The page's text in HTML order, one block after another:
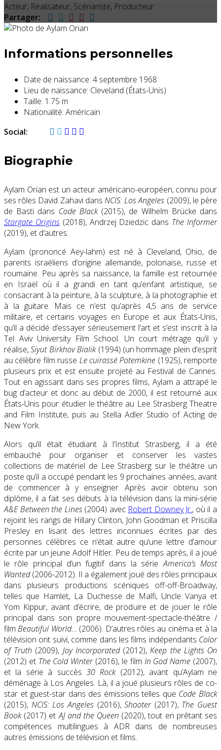
Acteur, Réalisateur, Scénariste, Producteur
Partager:
Informations personnelles
Date de naissance: 4 septembre 1968
Lieu de naissance: Cleveland (États-Unis)
Taille: 1.75 m
Nationalité: Américain
Social:
Biographie
Aylam Orian est un acteur américano-européen, connu pour
ses rôles David Zahavi dans NCIS: Los Angeles (2009), le père
de Basti dans Code Black(2015), de Wilhelm Brücke dans
Stargate Origins(2018), Andrzej Dziedzic dans The Informer
(2019), et d’autres.
Aylam (prononcé Aey-lahm) est né à Cleveland, Ohio, de
parents israéliens d’origine allemande, polonaise, russe et
roumaine. Peu après sa naissance, la famille est retournée
en Israël où il a grandi en tant qu’enfant artistique, se
consacrant à la peinture, à la sculpture, à la photographie et
à la guitare. Mais ce n’est qu’après 4,5 ans de service
militaire, et certains voyages en Europe et aux États-Unis,
qu’il a décidé d’essayer sérieusement l’art et s’est inscrit à la
Tel Aviv University Film School. Un court métrage qu’il y
réalise,Siyut Birkhov Bialik(1994) (un hommage plein d’esprit
au célèbre film russe Le cuirassé Potemkine (1925), remporte
plusieurs prix et est ensuite projeté au Festival de Cannes.
Tout en agissant dans ses propres films, Aylam a attrapé le
bug d’acteur et donc au début de 2000, il est retourné aux
États-Unis pour étudier le théâtre au Lee Strasberg Theatre
and Film Institute, puis au Stella Adler Studio of Acting de
New York.
Alors qu’il était étudiant à l’Institut Strasberg, il a été
embauché pour organiser et conserver les vastes
collections de matériel de Lee Strasberg sur le théâtre un
poste qu’il a occupé pendant les 9 prochaines années, avant
de commencer à y enseigner. Après avoir obtenu son
diplôme, il a fait ses débuts à la télévision dans la mini-série
A&E Between the Lines(2004) avec Robert Downey Jr., où il a
rejoint les rangs de Hillary Clinton, John Goodman et Priscilla
Presley en lisant des lettres inconnues écrites par des
personnes célèbres ce n’était autre qu’une lettre d’amour
écrite par un jeune Adolf Hitler. Peu de temps après, il a joué
le rôle principal d’un fugitif dans la sérieAmerica’s Most
Wanted(2006-2012). Il a également joué des rôles principaux
dans plusieurs productions scéniques off-off-Broadway,
telles que Hamlet, La Duchesse de Malfi, Uncle Vanya et
Yom Kippur, avant d’écrire, de produire et de jouer le rôle
principal dans son propre mouvement-spectacle-théâtre /
filmBeautiful World… (2006). D’autres rôles au cinéma et à la
télévision ont suivi, comme dans les films indépendants Color
of Truth (2009), Joy Incorporated(2012),Keep the Lights On
(2012) et The Cold Winter(2016), le film In God Name (2007),
et la série à succès 30 Rock(2012), avant qu’Aylam ne
déménage à Los Angeles. Là, il a joué plusieurs rôles de co-
star et guest-star dans des émissions telles que Code Black
(2015), NCIS: Los Angeles(2016),Shooter(2017), The Guest
Book(2017) etAJ and the Queen (2020), tout en prêtant ses
compétences multilingues à ADR dans de nombreuses
autres émissions de télévision et films.